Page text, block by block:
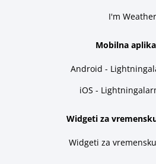
I'm Weather
Mobilna
Android -
iOS -
Widgeti za
Widgeti za